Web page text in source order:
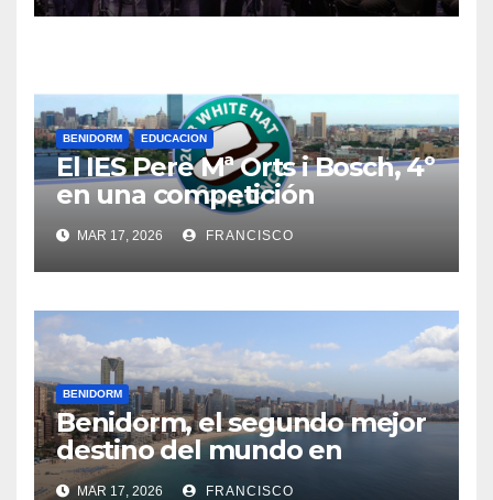
de Benidorm
BENIDORM EDUCACION
El IES Pere Mª Orts i Bosch, 4º
en una competición
internacional sobre
investigación de delitos
cibernéticos
MAR 17, 2026 FRANCISCO
BENIDORM
Benidorm, el segundo mejor
destino del mundo en
recuperarse de la pandemia
MAR 17, 2026 FRANCISCO